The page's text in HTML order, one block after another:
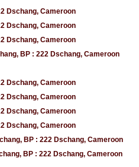
Dschang, Cameroon
Dschang, Cameroon
Dschang, Cameroon
BP : 222 Dschang, Cameroon
Dschang, Cameroon
Dschang, Cameroon
Dschang, Cameroon
Dschang, Cameroon
BP : 222 Dschang, Cameroon
BP : 222 Dschang, Cameroon